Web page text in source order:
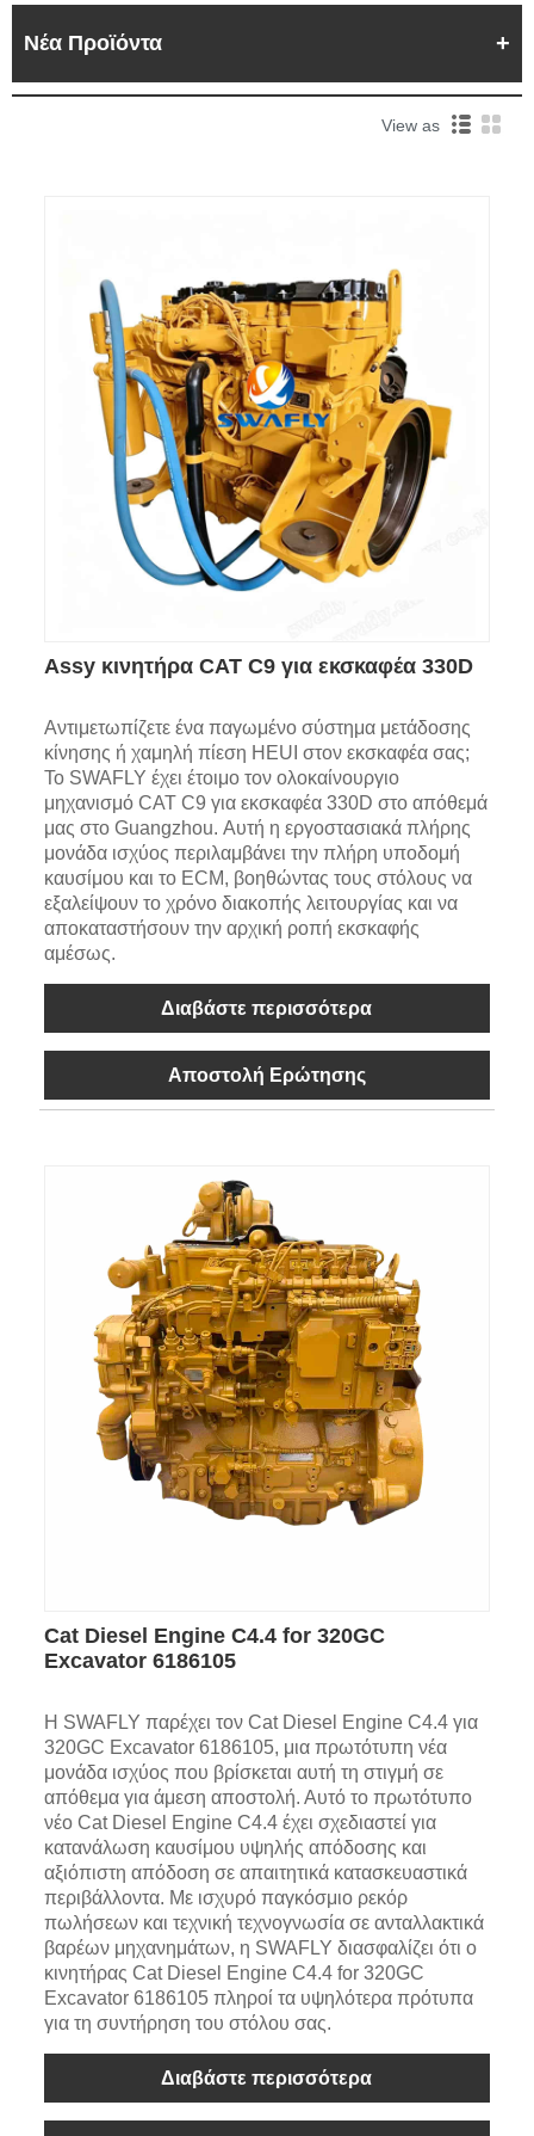
Νέα Προϊόντα
View as
Assy κινητήρα CAT C9 για εκσκαφέα 330D
Αντιμετωπίζετε ένα παγωμένο σύστημα μετάδοσης
κίνησης ή χαμηλή πίεση HEUI στον εκσκαφέα σας;
Το SWAFLY έχει έτοιμο τον ολοκαίνουργιο
μηχανισμό CAT C9 για εκσκαφέα 330D στο απόθεμά
μας στο Guangzhou. Αυτή η εργοστασιακά πλήρης
μονάδα ισχύος περιλαμβάνει την πλήρη υποδομή
καυσίμου και το ECM, βοηθώντας τους στόλους να
εξαλείψουν το χρόνο διακοπής λειτουργίας και να
αποκαταστήσουν την αρχική ροπή εκσκαφής
αμέσως.
Διαβάστε περισσότερα
Αποστολή Ερώτησης
Cat Diesel Engine C4.4 for 320GC
Excavator 6186105
Η SWAFLY παρέχει τον Cat Diesel Engine C4.4 για
320GC Excavator 6186105, μια πρωτότυπη νέα
μονάδα ισχύος που βρίσκεται αυτή τη στιγμή σε
απόθεμα για άμεση αποστολή. Αυτό το πρωτότυπο
νέο Cat Diesel Engine C4.4 έχει σχεδιαστεί για
κατανάλωση καυσίμου υψηλής απόδοσης και
αξιόπιστη απόδοση σε απαιτητικά κατασκευαστικά
περιβάλλοντα. Με ισχυρό παγκόσμιο ρεκόρ
πωλήσεων και τεχνική τεχνογνωσία σε ανταλλακτικά
βαρέων μηχανημάτων, η SWAFLY διασφαλίζει ότι ο
κινητήρας Cat Diesel Engine C4.4 for 320GC
Excavator 6186105 πληροί τα υψηλότερα πρότυπα
για τη συντήρηση του στόλου σας.
Διαβάστε περισσότερα